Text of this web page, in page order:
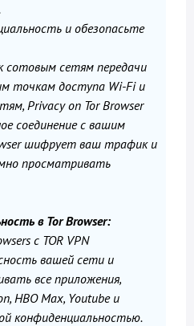
и обезопасьте
сотовым сетям передачи
точкам доступа Wi-Fi и
Privacy on Tor Browser
соединение с вашим
шифрует ваш трафик и
просматривать
в Tor Browser:
с TOR VPN
вашей сети и
все приложения,
HBO Max, Youtube и
конфиденциальностью.